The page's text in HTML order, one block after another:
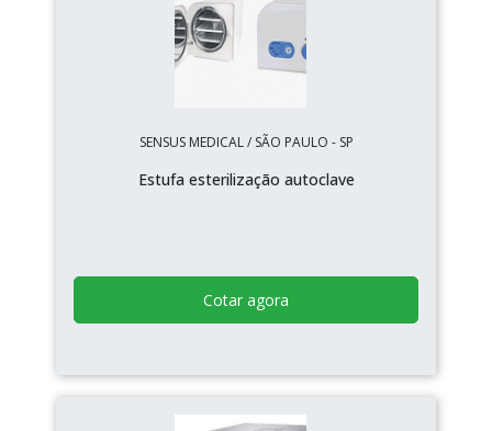
SENSUS MEDICAL / SÃO PAULO - SP
Estufa esterilização autoclave
Cotar agora